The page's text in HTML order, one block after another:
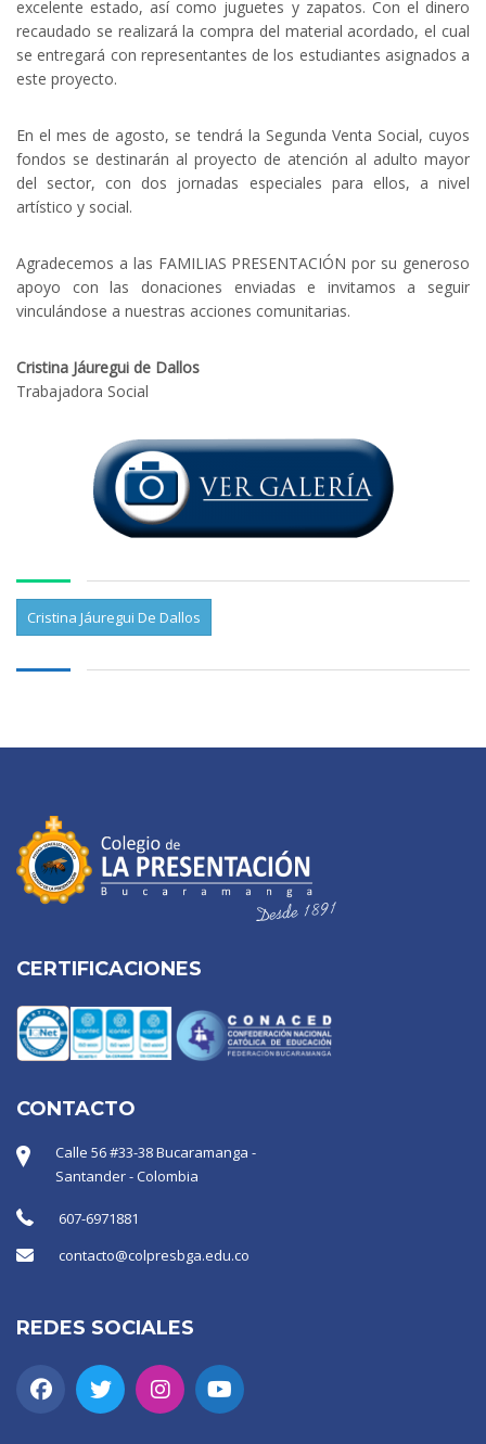
excelente estado, así como juguetes y zapatos. Con el dinero
recaudado se realizará la compra del material acordado, el cual
se entregará con representantes de los estudiantes asignados a
este proyecto.
En el mes de agosto, se tendrá la Segunda Venta Social, cuyos
fondos se destinarán al proyecto de atención al adulto mayor
del sector, con dos jornadas especiales para ellos, a nivel
artístico y social.
Agradecemos a las FAMILIAS PRESENTACIÓN por su generoso
apoyo con las donaciones enviadas e invitamos a seguir
vinculándose a nuestras acciones comunitarias.
Cristina Jáuregui de Dallos
Trabajadora Social
Cristina Jáuregui De Dallos
CERTIFICACIONES
CONTACTO
Calle 56 #33-38 Bucaramanga -
Santander - Colombia
607-6971881
contacto@colpresbga.edu.co
REDES SOCIALES